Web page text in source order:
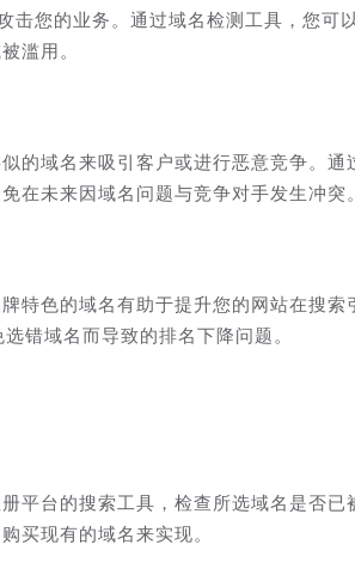
击您的业务。通过域名检测工具，您可
滥用。
的域名来吸引客户或进行恶意竞争。通
在未来因域名问题与竞争对手发生冲突。
特色的域名有助于提升您的网站在搜索
错域名而导致的排名下降问题。
平台的搜索工具，检查所选域名是否已
买现有的域名来实现。